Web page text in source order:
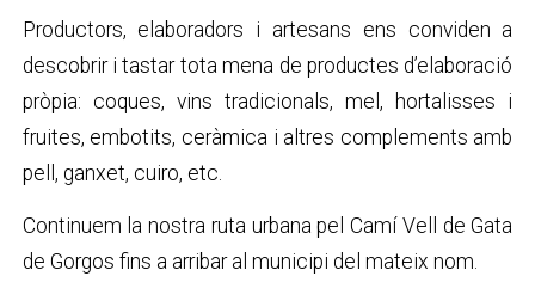
Productors, elaboradors i artesans ens conviden a
descobrir i tastar tota mena de productes d’elaboració
pròpia: coques, vins tradicionals, mel, hortalisses i
fruites, embotits, ceràmica i altres complements amb
pell, ganxet, cuiro, etc.
Continuem la nostra ruta urbana pel Camí Vell de Gata
de Gorgos fins a arribar al municipi del mateix nom.